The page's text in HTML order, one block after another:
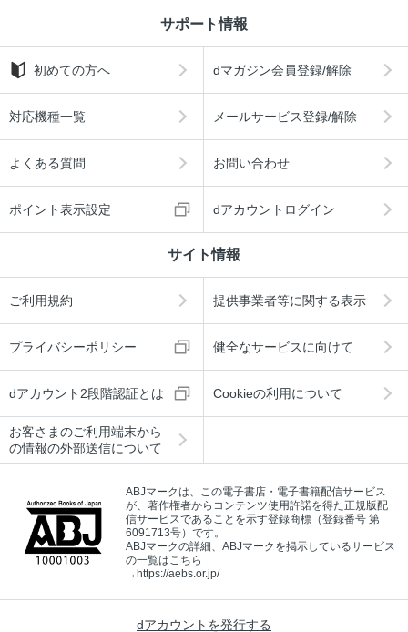
サポート情報
初めての方へ dマガジン会員登録/解除
対応機種一覧 メールサービス登録/解除
よくある質問 お問い合わせ
ポイント表示設定 dアカウントログイン
サイト情報
ご利用規約 提供事業者等に関する表示
プライバシーポリシー 健全なサービスに向けて
dアカウント2段階認証とは Cookieの利用について
お客さまのご利用端末から
の情報の外部送信について
ABJマークは、この電子書店・電子書籍配信サービス
が、著作権者からコンテンツ使用許諾を得た正規版配
信サービスであることを示す登録商標（登録番号 第
6091713号）です。
ABJマークの詳細、ABJマークを掲示しているサービス
の一覧はこちら
→https://aebs.or.jp/
dアカウントを発行する